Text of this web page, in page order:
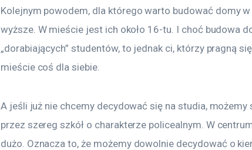
Kolejnym powodem, dla którego warto budować domy
wyższe. W mieście jest ich około 16-tu. I choć budowa
„dorabiających” studentów, to jednak ci, którzy pragną
mieście coś dla siebie.
A jeśli już nie chcemy decydować się na studia,
przez szereg szkół o charakterze policealnym. W
dużo. Oznacza to, że możemy dowolnie decydować o